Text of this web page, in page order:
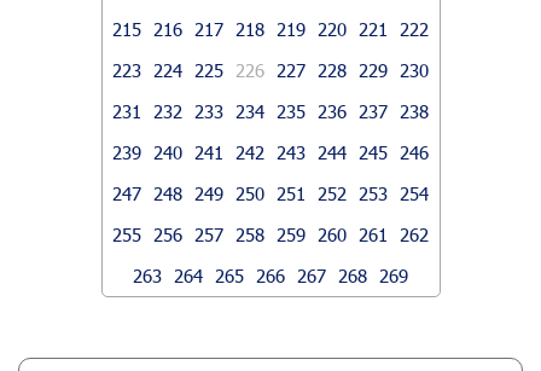
215
216 217 218 219 220 221
222
223
224 225 226 227 228 229
230
231
232 233 234 235 236 237
238
239
240 241 242 243 244 245
246
247
248 249 250 251 252 253
254
255
256 257 258 259 260 261
262
263
264 265 266 267 268 269